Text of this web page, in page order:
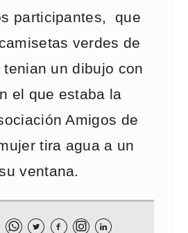
participantes, que
verdes de
un dibujo con
el que estaba la
Amigos de
tira agua a un
ventana.
  